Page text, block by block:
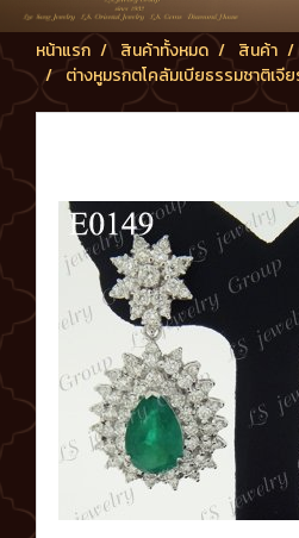
หน้าแรก สินค้าทั้งหมด สินค้า
ต่างหูมรกตโคลัมเบียธรรมชาติเจีย